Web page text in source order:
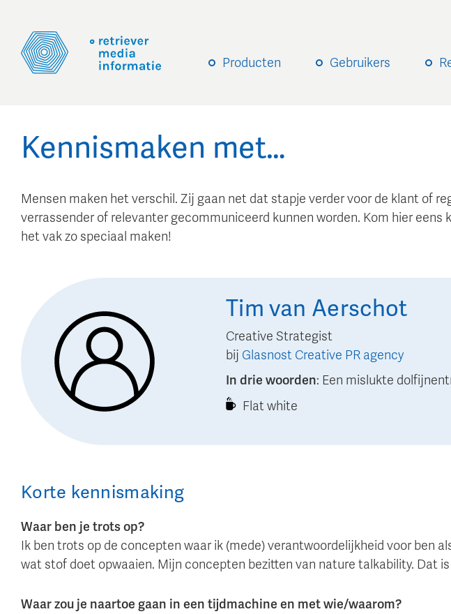
Producten Gebruikers
Kennismaken met…
Mensen maken het verschil. Zij gaan net dat stapje verder voor de klant of
verrassender of relevanter gecommuniceerd kunnen worden. Kom hier eens
het vak zo speciaal maken!
Tim van Aerschot
Creative Strategist
bij Glasnost Creative PR agency
In drie woorden: Een mislukte
Flat white
Korte kennismaking
Waar ben je trots op?
Ik ben trots op de concepten waar ik (mede) verantwoordelijkheid voor ben
wat stof doet opwaaien. Mijn concepten bezitten van nature talkability. Dat
Waar zou je naartoe gaan in een tijdmachine en met wie/waarom?